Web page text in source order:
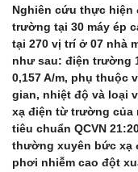
Nghiên cứu thực hiện
trường tại 30 máy ép
tại 270 vị trí ở 07 nhà
như sau: điện trường
0,157 A/m, phụ thuộc
gian, nhiệt độ và loại
xạ điện từ trường của
tiêu chuẩn QCVN
thường xuyên bức xạ
phơi nhiễm cao đột